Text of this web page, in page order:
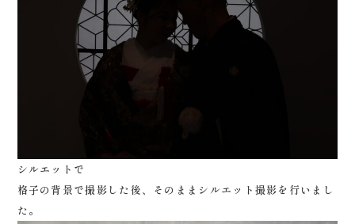
シルエットで
格子の背景で撮影した後、そのままシルエット撮影を行いまし
た。